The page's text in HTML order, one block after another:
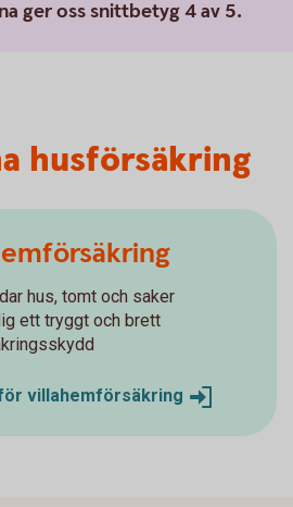
ger oss snittbetyg 4 av 5.
husförsäkring
hus, tomt och saker
ett tryggt och brett
villahemförsäkring